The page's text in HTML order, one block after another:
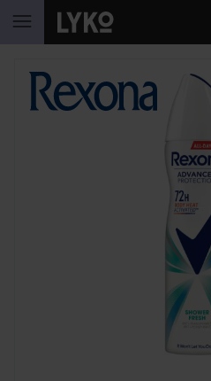
GÅ TIL INNHOLD
HOPP OVER SEKSJON